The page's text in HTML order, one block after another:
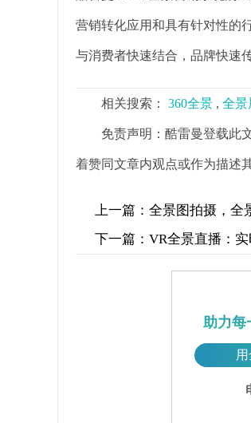
营销转化应用和具有针对性的
与消费者快速结合，品牌快速
相关搜索： 360全景 , 全景
免责声明：酷雷曼登载此
着赞同文章内观点或作为描述
上一篇： 全景图拍摄，全
下一篇： VR全景直播：
助力每